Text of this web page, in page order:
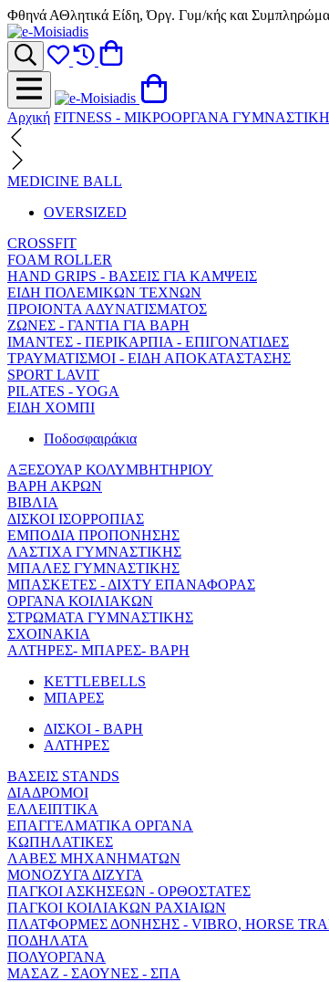
Φθηνά ΑΘλητικά Είδη, Όργ. Γυμ/κής και
Αρχική FITNESS - ΜΙΚΡΟΟΡΓΑΝΑ
MEDICINE BALL
OVERSIZED
CROSSFIT
FOAM ROLLER
HAND GRIPS - ΒΑΣΕΙΣ ΓΙΑ ΚΑΜΨΕΙΣ
ΕΙΔΗ ΠΟΛΕΜΙΚΩΝ ΤΕΧΝΩΝ
ΠΡΟΙΟΝΤΑ ΑΔΥΝΑΤΙΣΜΑΤΟΣ
ΖΩΝΕΣ - ΓΑΝΤΙΑ ΓΙΑ ΒΑΡΗ
ΙΜΑΝΤΕΣ - ΠΕΡΙΚΑΡΠΙΑ - ΕΠΙΓΟΝΑΤΙΔΕΣ
ΤΡΑΥΜΑΤΙΣΜΟΙ - ΕΙΔΗ ΑΠΟΚΑΤΑΣΤΑΣΗΣ
SPORT LAVIT
PILATES - YOGA
ΕΙΔΗ ΧΟΜΠΙ
Ποδοσφαιράκια
ΑΞΕΣΟΥΑΡ ΚΟΛΥΜΒΗΤΗΡΙΟΥ
ΒΑΡΗ ΑΚΡΩΝ
ΒΙΒΛΙΑ
ΔΙΣΚΟΙ ΙΣΟΡΡΟΠΙΑΣ
ΕΜΠΟΔΙΑ ΠΡΟΠΟΝΗΣΗΣ
ΛΑΣΤΙΧΑ ΓΥΜΝΑΣΤΙΚΗΣ
ΜΠΑΛΕΣ ΓΥΜΝΑΣΤΙΚΗΣ
ΜΠΑΣΚΕΤΕΣ - ΔΙΧΤΥ ΕΠΑΝΑΦΟΡΑΣ
ΟΡΓΑΝΑ ΚΟΙΛΙΑΚΩΝ
ΣΤΡΩΜΑΤΑ ΓΥΜΝΑΣΤΙΚΗΣ
ΣΧΟΙΝΑΚΙΑ
ΑΛΤΗΡΕΣ- ΜΠΑΡΕΣ- ΒΑΡΗ
KETTLEBELLS
ΜΠΑΡΕΣ
ΔΙΣΚΟΙ - ΒΑΡΗ
ΑΛΤΗΡΕΣ
ΒΑΣΕΙΣ STANDS
ΔΙΑΔΡΟΜΟΙ
ΕΛΛΕΙΠΤΙΚΑ
ΕΠΑΓΓΕΛΜΑΤΙΚΑ ΟΡΓΑΝΑ
ΚΩΠΗΛΑΤΙΚΕΣ
ΛΑΒΕΣ ΜΗΧΑΝΗΜΑΤΩΝ
ΜΟΝΟΖΥΓΑ ΔΙΖΥΓΑ
ΠΑΓΚΟΙ ΑΣΚΗΣΕΩΝ - ΟΡΘΟΣΤΑΤΕΣ
ΠΑΓΚΟΙ ΚΟΙΛΙΑΚΩΝ ΡΑΧΙΑΙΩΝ
ΠΛΑΤΦΟΡΜΕΣ ΔΟΝΗΣΗΣ - VIBRO, HORSE
ΠΟΔΗΛΑΤΑ
ΠΟΛΥΟΡΓΑΝΑ
ΜΑΣΑΖ - ΣΑΟΥΝΕΣ - ΣΠΑ